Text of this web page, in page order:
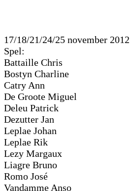
17/18/21/24/25 november 2012
Spel:
Battaille Chris
Bostyn Charline
Catry Ann
De Groote Miguel
Deleu Patrick
Dezutter Jan
Leplae Johan
Leplae Rik
Lezy Margaux
Liagre Bruno
Romo José
Vandamme Anso